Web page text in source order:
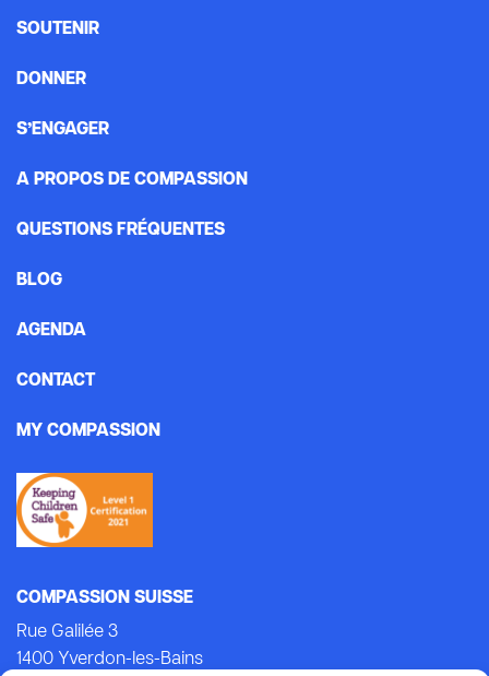
SOUTENIR
DONNER
S’ENGAGER
A PROPOS DE COMPASSION
QUESTIONS FRÉQUENTES
BLOG
AGENDA
CONTACT
MY COMPASSION
COMPASSION SUISSE
Rue Galilée 3
1400 Yverdon-les-Bains